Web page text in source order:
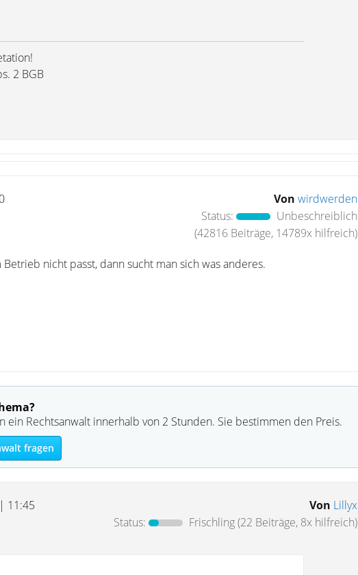
2 BGB
Von wirdwerden
Status:
Unbeschreiblich
(42816 Beiträge, 14789x hilfreich)
nicht passt, dann sucht man sich was anderes.
ein Rechtsanwalt innerhalb von 2 Stunden. Sie bestimmen den Preis.
fragen
11:45 Von Lillyx
Status:
Frischling(22 Beiträge, 8x hilfreich)